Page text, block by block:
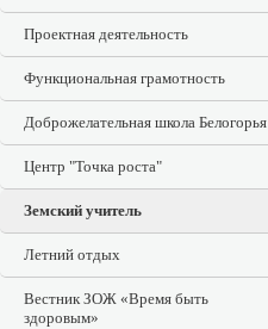
Проектная деятельность
Функциональная грамотность
Доброжелательная школа Белогорья
Центр "Точка роста"
Земский учитель
Летний отдых
Вестник ЗОЖ «Время быть
здоровым»